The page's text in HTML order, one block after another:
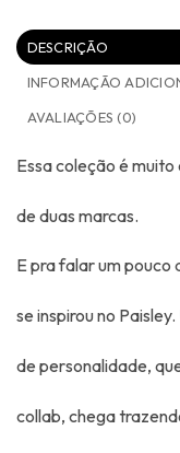
DESCRIÇÃO
INFORMAÇÃO
AVALIAÇÕES (0)
Essa coleção é
de duas marcas.
E pra falar um pouco
se inspirou no
de personalidade,
collab, chega